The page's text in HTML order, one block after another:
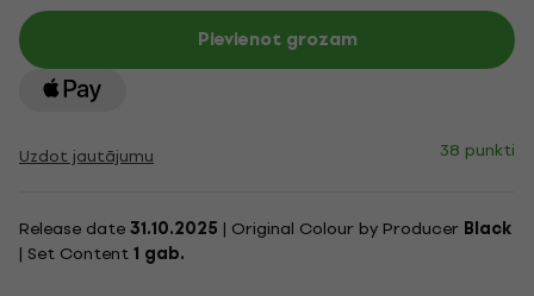
Pievienot grozam
Uzdot jautājumu 38 punkti
Release date31.10.2025 | Original Colour by Producer Black
| Set Content1 gab.